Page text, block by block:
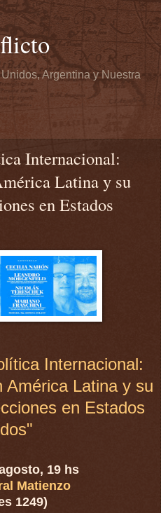
Argentina y Nuestra
Internacional:
Latina y su
en Estados
Internacional:
América Latina y su
en Estados
19 hs
Matienzo
1249)